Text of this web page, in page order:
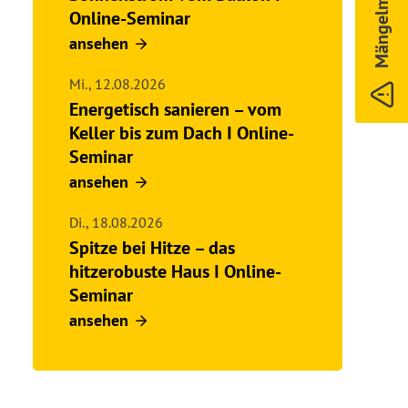
Online-Seminar
ansehen
Mi., 12.08.2026
Energetisch sanieren – vom
Keller bis zum Dach I Online-
Seminar
ansehen
Di., 18.08.2026
Spitze bei Hitze – das
hitzerobuste Haus I Online-
Seminar
ansehen